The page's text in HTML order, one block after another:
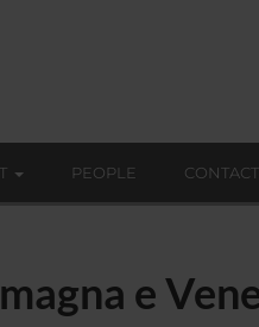
PEOPLE
e